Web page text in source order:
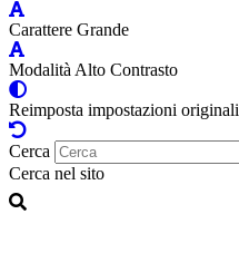
Carattere Grande
Modalità Alto Contrasto
Reimposta impostazioni originali
Cerca
Cerca nel sito